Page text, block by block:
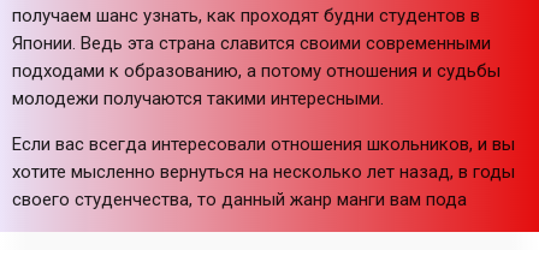
получаем шанс узнать, как проходят будни студентов в
Японии. Ведь эта страна славится своими современными
подходами к образованию, а потому отношения и судьбы
молодежи получаются такими интересными.
Если вас всегда интересовали отношения школьников, и вы
хотите мысленно вернуться на несколько лет назад, в годы
своего студенчества, то данный жанр манги вам пода